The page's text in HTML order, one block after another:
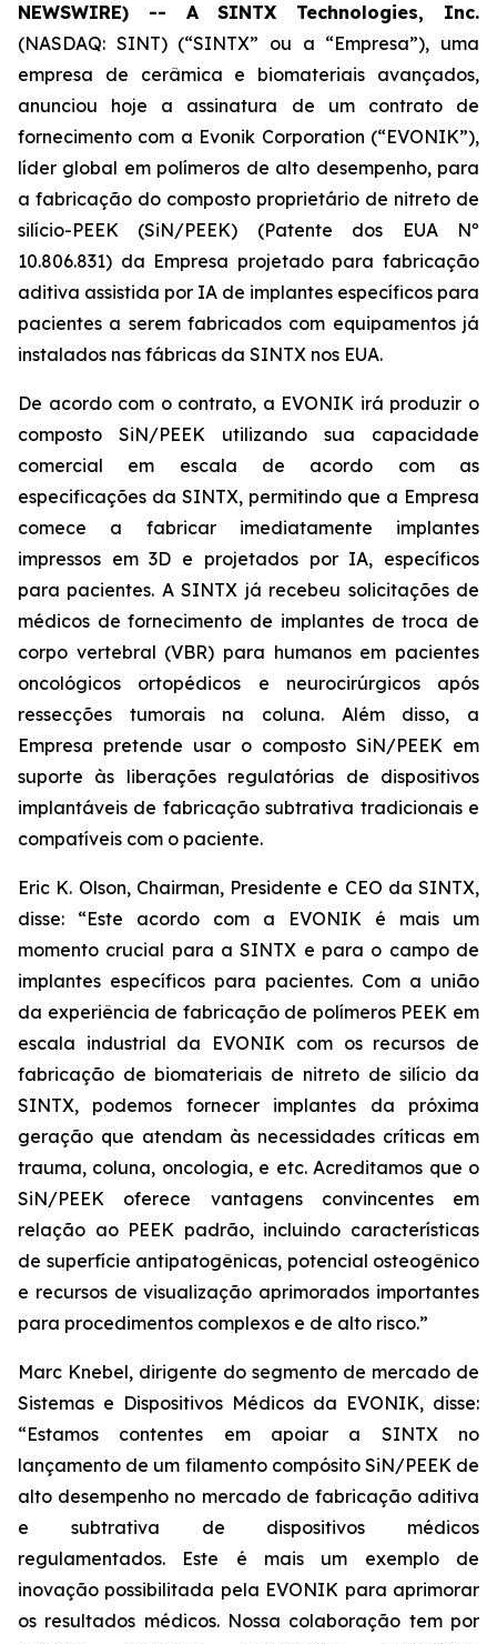
NEWSWIRE) -- A SINTX Technologies, Inc.
(NASDAQ: SINT) (“SINTX” ou a “Empresa”), uma
empresa de cerâmica e biomateriais avançados,
anunciou hoje a assinatura de um contrato de
fornecimento com a Evonik Corporation (“EVONIK”),
líder global em polímeros de alto desempenho, para
a fabricação do composto proprietário de nitreto de
silício-PEEK (SiN/PEEK) (Patente dos EUA Nº
10.806.831) da Empresa projetado para fabricação
aditiva assistida por IA de implantes específicos para
pacientes a serem fabricados com equipamentos já
instalados nas fábricas da SINTX nos EUA.
De acordo com o contrato, a EVONIK irá produzir o
composto SiN/PEEK utilizando sua capacidade
comercial em escala de acordo com as
especificações da SINTX, permitindo que a Empresa
comece a fabricar imediatamente implantes
impressos em 3D e projetados por IA, específicos
para pacientes. A SINTX já recebeu solicitações de
médicos de fornecimento de implantes de troca de
corpo vertebral (VBR) para humanos em pacientes
oncológicos ortopédicos e neurocirúrgicos após
ressecções tumorais na coluna. Além disso, a
Empresa pretende usar o composto SiN/PEEK em
suporte às liberações regulatórias de dispositivos
implantáveis de fabricação subtrativa tradicionais e
compatíveis com o paciente.
Eric K. Olson, Chairman, Presidente e CEO da SINTX,
disse: “Este acordo com a EVONIK é mais um
momento crucial para a SINTX e para o campo de
implantes específicos para pacientes. Com a união
da experiência de fabricação de polímeros PEEK em
escala industrial da EVONIK com os recursos de
fabricação de biomateriais de nitreto de silício da
SINTX, podemos fornecer implantes da próxima
geração que atendam às necessidades críticas em
trauma, coluna, oncologia, e etc. Acreditamos que o
SiN/PEEK oferece vantagens convincentes em
relação ao PEEK padrão, incluindo características
de superfície antipatogênicas, potencial osteogênico
e recursos de visualização aprimorados importantes
para procedimentos complexos e de alto risco.”
Marc Knebel, dirigente do segmento de mercado de
Sistemas e Dispositivos Médicos da EVONIK, disse:
“Estamos contentes em apoiar a SINTX no
lançamento de um filamento compósito SiN/PEEK de
alto desempenho no mercado de fabricação aditiva
e subtrativa de dispositivos médicos
regulamentados. Este é mais um exemplo de
inovação possibilitada pela EVONIK para aprimorar
os resultados médicos. Nossa colaboração tem por